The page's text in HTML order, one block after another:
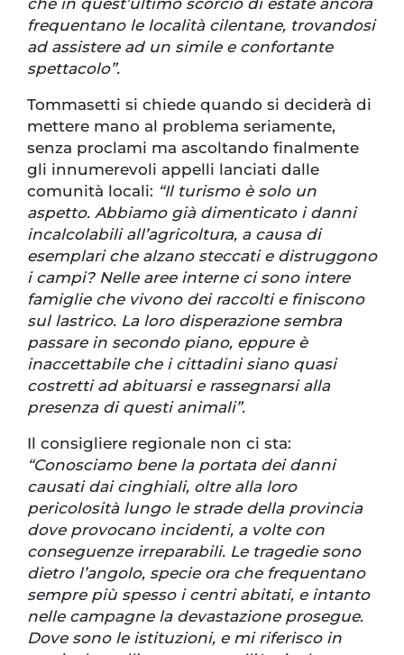
che in quest’ultimo scorcio di estate ancora
frequentano le località cilentane, trovandosi
ad assistere ad un simile e confortante
spettacolo”.
Tommasetti si chiede quando si deciderà di
mettere mano al problema seriamente,
senza proclami ma ascoltando finalmente
gli innumerevoli appelli lanciati dalle
comunità locali: “Il turismo è solo un
aspetto. Abbiamo già dimenticato i danni
incalcolabili all’agricoltura, a causa di
esemplari che alzano steccati e distruggono
i campi? Nelle aree interne ci sono intere
famiglie che vivono dei raccolti e finiscono
sul lastrico. La loro disperazione sembra
passare in secondo piano, eppure è
inaccettabile che i cittadini siano quasi
costretti ad abituarsi e rassegnarsi alla
presenza di questi animali”.
Il consigliere regionale non ci sta:
“Conosciamo bene la portata dei danni
causati dai cinghiali, oltre alla loro
pericolosità lungo le strade della provincia
dove provocano incidenti, a volte con
conseguenze irreparabili. Le tragedie sono
dietro l’angolo, specie ora che frequentano
sempre più spesso i centri abitati, e intanto
nelle campagne la devastazione prosegue.
Dove sono le istituzioni, e mi riferisco in